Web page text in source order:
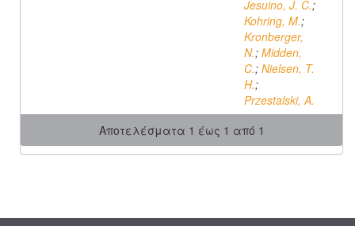
Jesuino, J. C.;
Kohring, M.;
Kronberger,
N.; Midden,
C.; Nielsen, T.
H.;
Przestalski, A.
Αποτελέσματα 1 έως 1 από 1